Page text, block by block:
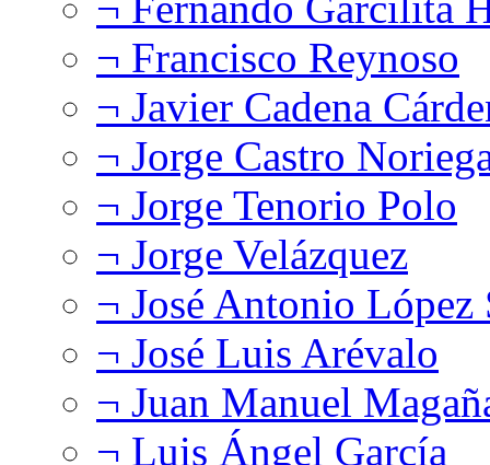
¬ Francisco Reynoso
¬ Javier Cadena
¬ Jorge Castro
¬ Jorge Tenorio Polo
¬ Jorge Velázquez
¬ José Antonio López
¬ José Luis Arévalo
¬ Juan Manuel
¬ Luis Ángel García